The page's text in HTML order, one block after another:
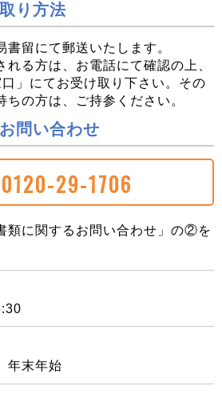
り方法
書留にて郵送いたします。
れる方は、お電話にて確認の上、
」にてお受け取り下さい。その
ちの方は、ご持参ください。
問い合わせ
0120-29-1706
類に関するお問い合わせ」の②を
年末年始